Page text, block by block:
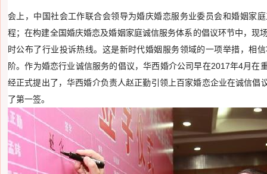
会上，中国社会工作联合会领导为婚庆婚恋服务业委员会和婚姻家
程；在构建全国婚庆婚恋及婚姻家庭诚信服务体系的倡议环节中，现
时公布了行业投诉热线。这是新时代婚姻服务领域的一项举措，相
阶。作为婚恋行业诚信服务的倡议，华西婚介公司早在2017年4月在
经正式提出了，华西婚介负责人赵正勤引领上百家婚恋企业在诚信倡
了第一签。